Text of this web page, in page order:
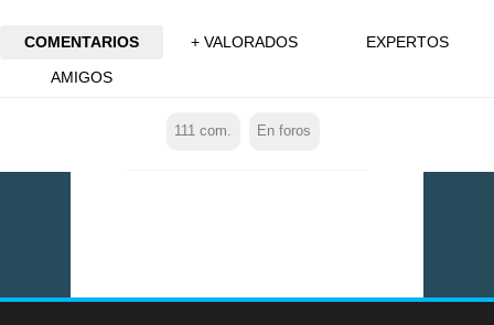
COMENTARIOS + VALORADOS
EXPERTOS
AMIGOS
111 com. En foros